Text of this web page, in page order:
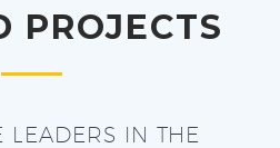
PROJECTS
LEADERS IN THE